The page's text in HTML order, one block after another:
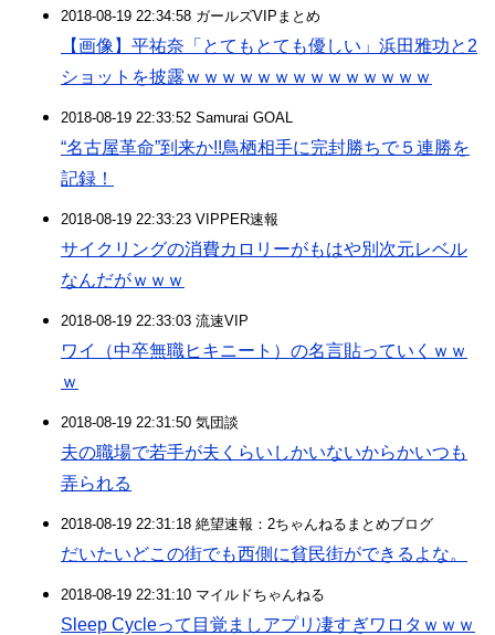
2018-08-19 22:34:58 ガールズVIPまとめ
【画像】平祐奈「とてもとても優しい」浜田雅功と2
ショットを披露ｗｗｗｗｗｗｗｗｗｗｗｗｗｗ
2018-08-19 22:33:52 Samurai GOAL
“名古屋革命”到来か!!鳥栖相手に完封勝ちで５連勝を
記録！
2018-08-19 22:33:23 VIPPER速報
サイクリングの消費カロリーがもはや別次元レベル
なんだがｗｗｗ
2018-08-19 22:33:03 流速VIP
ワイ（中卒無職ヒキニート）の名言貼っていくｗｗ
ｗ
2018-08-19 22:31:50 気団談
夫の職場で若手が夫くらいしかいないからかいつも
弄られる
2018-08-19 22:31:18 絶望速報：2ちゃんねるまとめブログ
だいたいどこの街でも西側に貧民街ができるよな。
2018-08-19 22:31:10 マイルドちゃんねる
Sleep Cycleって目覚ましアプリ凄すぎワロタｗｗｗ